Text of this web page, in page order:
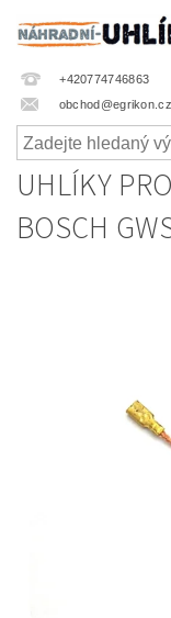
+420774746863
obchod@egrikon.cz
UHLÍKY
BOSCH